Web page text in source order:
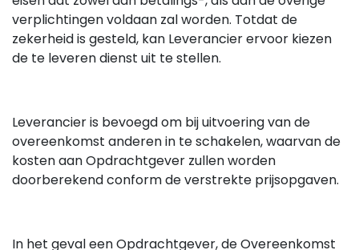
verplichtingen voldaan zal worden. Totdat de
zekerheid is gesteld, kan Leverancier ervoor kiezen
de te leveren dienst uit te stellen.
Leverancier is bevoegd om bij uitvoering van de
overeenkomst anderen in te schakelen, waarvan de
kosten aan Opdrachtgever zullen worden
doorberekend conform de verstrekte prijsopgaven.
In het geval een Opdrachtgever, de Overeenkomst